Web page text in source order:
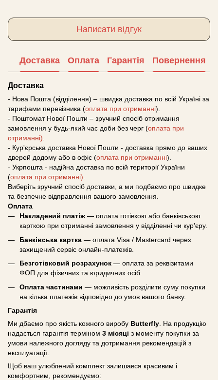
Написати відгук
Доставка Оплата Гарантія Повернення
Доставка
- Нова Пошта (відділення) – швидка доставка по всій Україні за
тарифами перевізника (оплата при отриманні).
- Поштомат Нової Пошти – зручний спосіб отримання
замовлення у будь-який час доби без черг (оплата при
отриманні).
- Кур'єрська доставка Нової Пошти - доставка прямо до ваших
дверей додому або в офіс (оплата при отриманні).
- Укрпошта - надійна доставка по всій території України
(оплата при отриманні).
Виберіть зручний спосіб доставки, а ми подбаємо про швидке
та безпечне відправлення вашого замовлення.
Оплата
Накладений платіж — оплата готівкою або банківською
карткою при отриманні замовлення у відділенні чи кур'єру.
Банківська картка — оплата Visa / Mastercard через
захищений сервіс онлайн-платежів.
Безготівковий розрахунок — оплата за реквізитами
ФОП для фізичних та юридичних осіб.
Оплата частинами — можливість розділити суму покупки
на кілька платежів відповідно до умов вашого банку.
Гарантія
Ми дбаємо про якість кожного виробу Butterfly . На продукцію
надається гарантія терміном 3 місяці з моменту покупки за
умови належного догляду та дотримання рекомендацій з
експлуатації.
Щоб ваш улюблений комплект залишався красивим і
комфортним, рекомендуємо: